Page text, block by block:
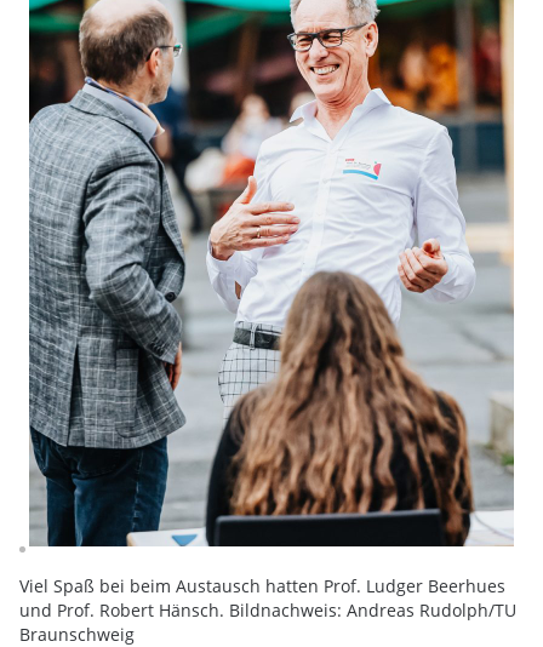
Viel Spaß bei beim Austausch hatten Prof. Ludger Beerhues
und Prof. Robert Hänsch. Bildnachweis: Andreas Rudolph/TU
Braunschweig